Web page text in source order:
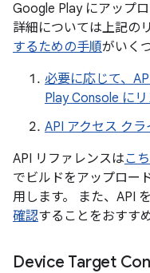
Google Play にアップ
詳細については上記の
するための手順がいく
必要に応じて、
Play Console に
API アクセス ク
API リファレンスはこ
でビルドをアップロー
用します。 また、API
確認することをおすす
Device Target